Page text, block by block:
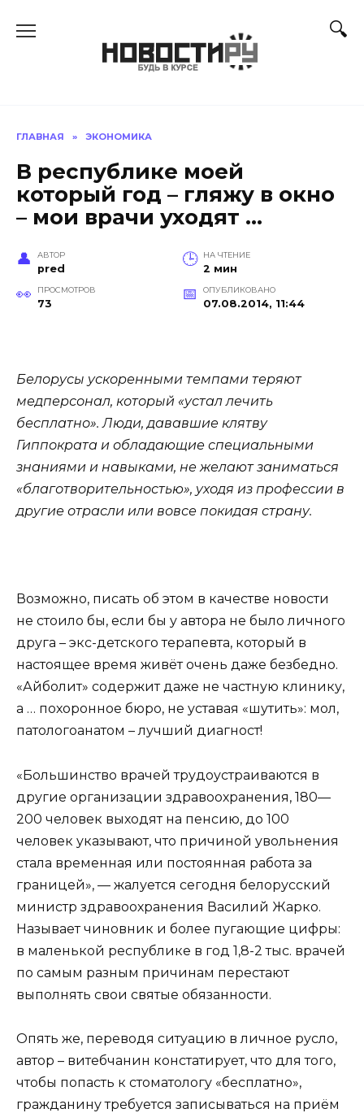
ГЛАВНАЯ » ЭКОНОМИКА
В республике моей
который год – гляжу в окно
– мои врачи уходят …
АВТОР
pred
НА ЧТЕНИЕ
2 мин
ПРОСМОТРОВ
73
ОПУБЛИКОВАНО
07.08.2014, 11:44
Белорусы ускоренными темпами теряют
медперсонал, который «устал лечить
бесплатно». Люди, дававшие клятву
Гиппократа и обладающие специальными
знаниями и навыками, не желают заниматься
«благотворительностью», уходя из профессии в
другие отрасли или вовсе покидая страну.
Возможно, писать об этом в качестве новости
не стоило бы, если бы у автора не было личного
друга – экс-детского терапевта, который в
настоящее время живёт очень даже безбедно.
«Айболит» содержит даже не частную клинику,
а … похоронное бюро, не уставая «шутить»: мол,
патологоанатом – лучший диагност!
«Большинство врачей трудоустраиваются в
другие организации здравоохранения, 180—
200 человек выходят на пенсию, до 100
человек указывают, что причиной увольнения
стала временная или постоянная работа за
границей», — жалуется сегодня белорусский
министр здравоохранения Василий Жарко.
Называет чиновник и более пугающие цифры:
в маленькой республике в год 1,8-2 тыс. врачей
по самым разным причинам перестают
выполнять свои святые обязанности.
Опять же, переводя ситуацию в личное русло,
автор – витебчанин констатирует, что для того,
чтобы попасть к стоматологу «бесплатно»,
гражданину требуется записываться на приём